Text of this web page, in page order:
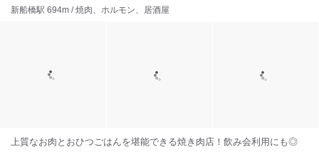
新船橋駅 694m / 焼肉、ホルモン、居酒屋
上質なお肉とおひつごはんを堪能できる焼き肉店！飲み会利用にも◎